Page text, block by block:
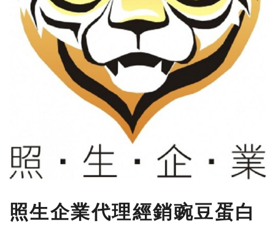
照生企業代理經銷豌豆蛋白